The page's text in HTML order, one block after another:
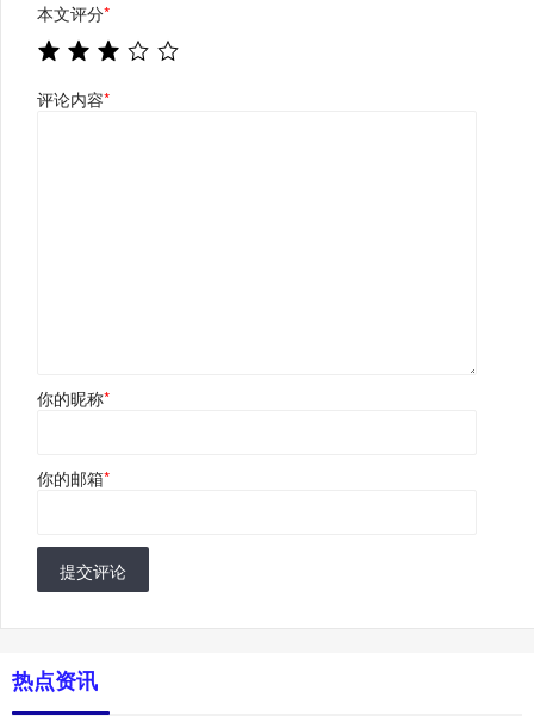
本文评分*
评论内容*
你的昵称*
你的邮箱*
提交评论
热点资讯